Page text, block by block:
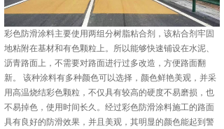
彩色防滑涂料主要使用两组分树脂粘合剂，该粘合剂牢固
地粘附在基材和有色颗粒上。所以能够快速铺设在水泥、
沥青路面上，不需要对路面进行过多改造，方便路面翻
新。 该种涂料有多种颜色可以选择，颜色鲜艳美观，并采
用高温烧结彩色颗粒，不仅具有较高的硬度不易磨损，也
不易掉色，使用时间长久。经过彩色防滑涂料施工的路面
具有良好的防滑效果，并且美观，其明显的颜色能起到警